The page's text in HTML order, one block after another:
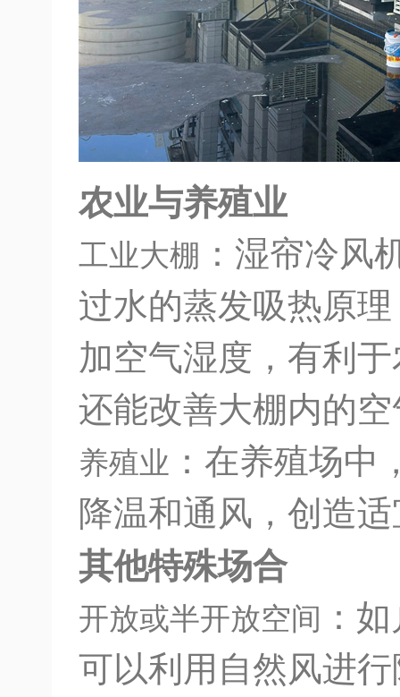
农业与养殖业
工业大棚 ：湿帘冷风
过水的蒸发吸热原
加空气湿度，有利
还能改善大棚内的
养殖业 ：在养殖场
降温和通风，创造
其他特殊场合
开放或半开放空间 ：
可以利用自然风进